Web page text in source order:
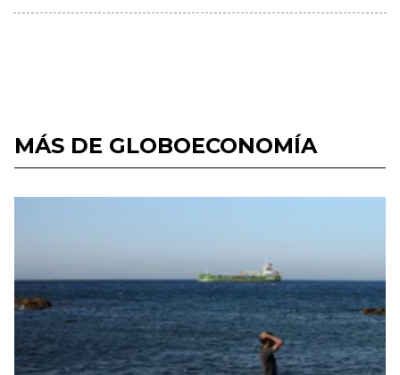
MÁS DE GLOBOECONOMÍA